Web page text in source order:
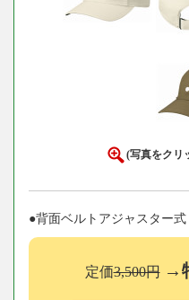
(写真をクリ
●背面ベルトアジャスター
定価3,500円 →